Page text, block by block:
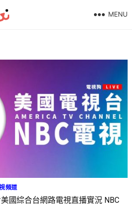
MENU
頻道
國綜合台網路電視直播實況 NBC